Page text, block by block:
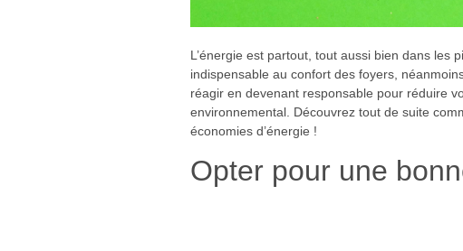
L’énergie est partout, tout aussi bien dans les
indispensable au confort des foyers,
réagir en devenant responsable pour réduire
environnemental. Découvrez tout de suite
économies d’énergie !
Opter pour une